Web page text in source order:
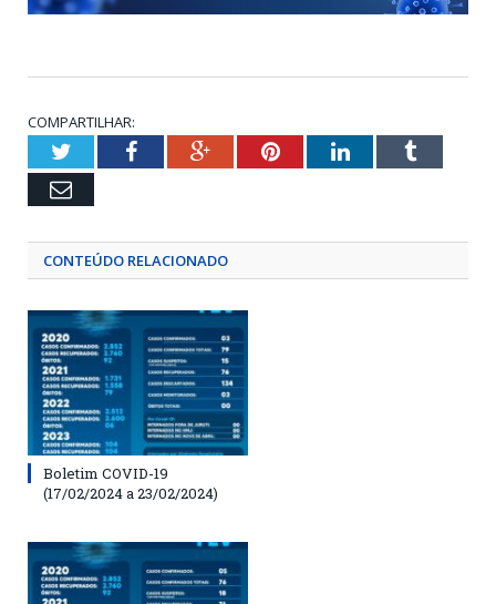
COMPARTILHAR:
TwitterFacebookGoogle+PinterestLinkedInTumblr
Email
CONTEÚDO RELACIONADO
Boletim COVID-19
(17/02/2024 a 23/02/2024)